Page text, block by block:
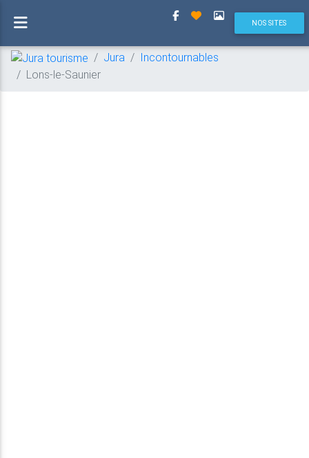
(current)
NOS SITES
Jura
Incontournables
Lons-le-Saunier